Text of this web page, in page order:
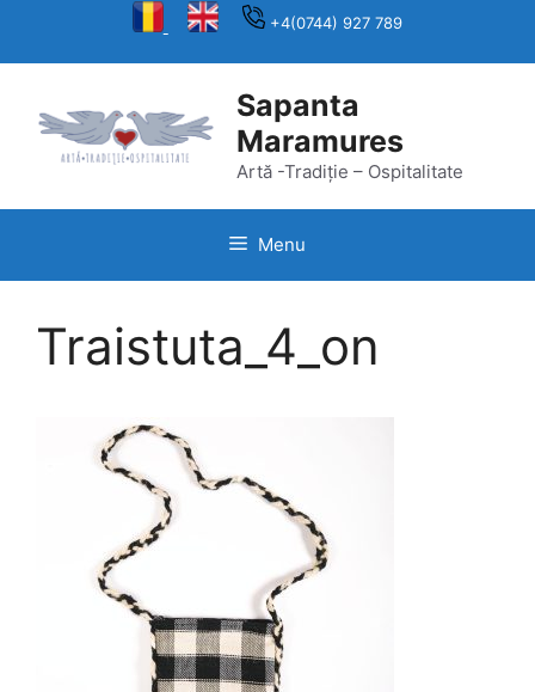
+4(0744) 927 789
Sapanta
Maramures
Artă -Tradiție – Ospitalitate
Menu
Traistuta_4_on